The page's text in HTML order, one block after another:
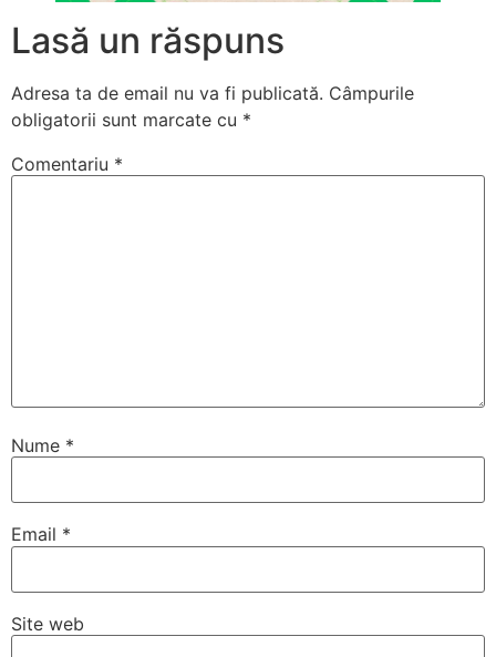
Lasă un răspuns
Adresa ta de email nu va fi publicată. Câmpurile
obligatorii sunt marcate cu *
Comentariu *
Nume *
Email *
Site web